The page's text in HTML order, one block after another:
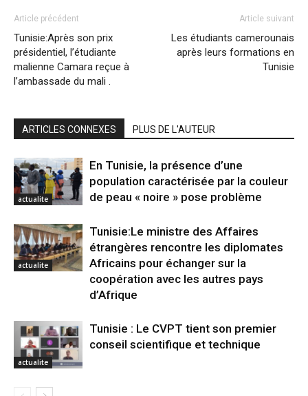
Article précédent
Tunisie:Après son prix
présidentiel, l’étudiante
malienne Camara reçue à
l’ambassade du mali .
Article suivant
Les étudiants camerounais
après leurs formations en
Tunisie
ARTICLES CONNEXES PLUS DE L'AUTEUR
actualite
En Tunisie, la présence d’une
population caractérisée par la couleur
de peau « noire » pose problème
actualite
Tunisie:Le ministre des Affaires
étrangères rencontre les diplomates
Africains pour échanger sur la
coopération avec les autres pays
d’Afrique
actualite
Tunisie : Le CVPT tient son premier
conseil scientifique et technique